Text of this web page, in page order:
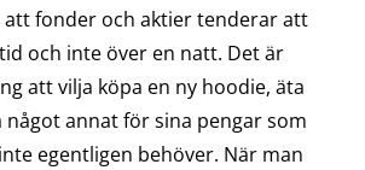
fonder och aktier tenderar att
och inte över en natt. Det är
att vilja köpa en ny hoodie, äta
något annat för sina pengar som
egentligen behöver. När man